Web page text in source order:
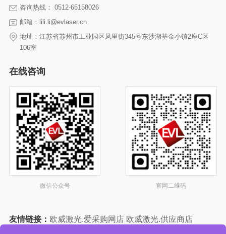
咨询热线： 0512-65158026
邮箱：lili.li@evlaser.cn
地址：江苏省苏州市工业园区凤里街345号东沙湖基金小镇2座C区
106室
在线咨询
微信公众号 官网二维码
友情链接： 欧威激光.爱采购网店 欧威激光.供应商店